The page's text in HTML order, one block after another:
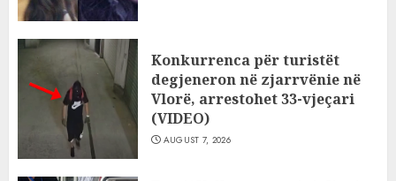
Konkurrenca për turistët
degjeneron në zjarrvënie në
Vlorë, arrestohet 33-vjeçari
(VIDEO)
AUGUST 7, 2026